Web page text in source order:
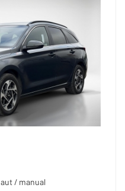
aut / manual